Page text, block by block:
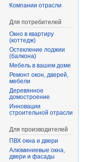
Компании отрасли
Для потребителей
Окно в квартиру
(коттедж)
Остекление лоджии
(балкона)
Мебель в вашем доме
Ремонт окон, дверей,
мебели
Деревянное
домостроение
Инновации
строительной отрасли
Для производителей
ПВХ окна и двери
Алюминиевые окна,
двери и фасады